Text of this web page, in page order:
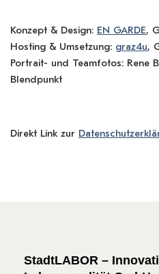
Konzept & Design: EN GARDE,
Hosting & Umsetzung: graz4u,
Portrait- und Teamfotos: Rene
Blendpunkt
Direkt Link zur
StadtLABOR –